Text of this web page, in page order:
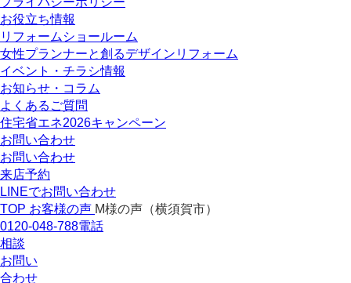
お役立ち情報
リフォームショールーム
女性プランナーと創るデザインリフォーム
イベント・チラシ情報
お知らせ・コラム
よくあるご質問
住宅省エネ2026キャンペーン
お問い合わせ
お問い合わせ
来店予約
LINEでお問い合わせ
TOP お客様の声 M様の声（横須賀市）
0120-048-788電話
相談
お問い
合わせ